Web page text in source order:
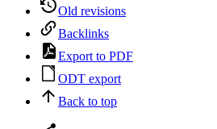
Old revisions
Backlinks
Export to PDF
ODT export
Back to top